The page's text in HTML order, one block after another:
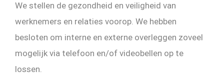
We stellen de gezondheid en veiligheid van
werknemers en relaties voorop. We hebben
besloten om interne en externe overleggen zoveel
mogelijk via telefoon en/of videobellen op te
lossen.